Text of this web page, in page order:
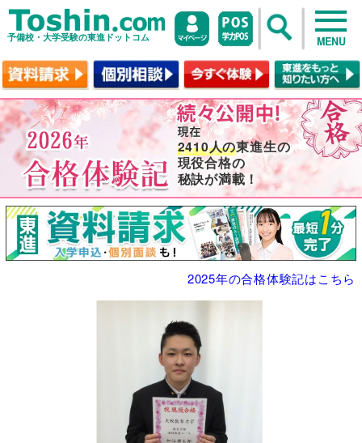
予備校・大学受験の東進ドットコム MENU
2410人の東進生の
現役合格の
秘訣が満載！
2025年の合格体験記はこちら
no image